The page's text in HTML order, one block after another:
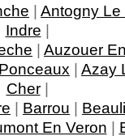
| Antogny Le
Indre |
| Auzouer
| Azay
Cher|
| Barrou |
En Veron |